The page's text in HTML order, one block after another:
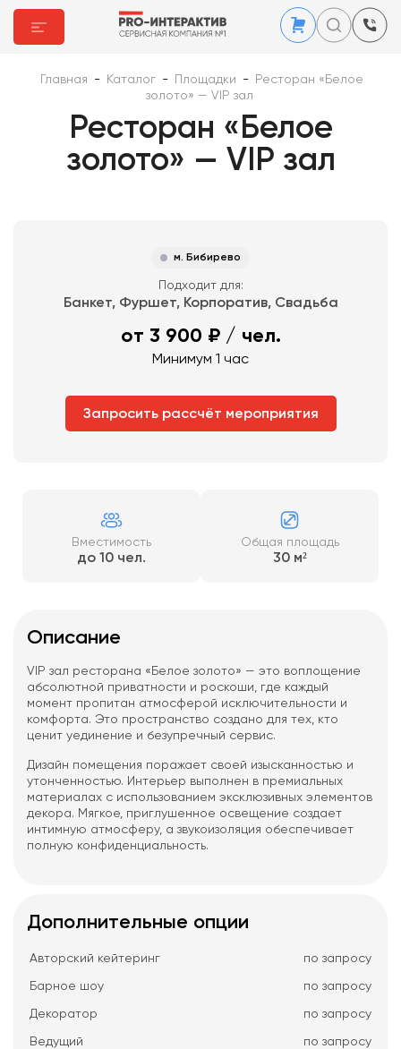
Главная - Каталог - Площадки -
Ресторан «Белое
золото» — VIP зал
Ресторан «Белое
золото» — VIP зал
м. Бибирево
Подходит для:
Банкет, Фуршет, Корпоратив, Свадьба
от 3 900 ₽/ чел.
Минимум 1 час
Запросить рассчёт мероприятия
Вместимость
до 10 чел.
Общая площадь
30 м²
Описание
VIP зал ресторана «Белое золото» — это воплощение
абсолютной приватности и роскоши, где каждый
момент пропитан атмосферой исключительности и
комфорта. Это пространство создано для тех, кто
ценит уединение и безупречный сервис.
Дизайн помещения поражает своей изысканностью и
утонченностью. Интерьер выполнен в премиальных
материалах с использованием эксклюзивных элементов
декора. Мягкое, приглушенное освещение создает
интимную атмосферу, а звукоизоляция обеспечивает
полную конфиденциальность.
Дополнительные опции
Авторский кейтеринг по запросу
Барное шоу по запросу
Декоратор по запросу
Ведущий по запросу